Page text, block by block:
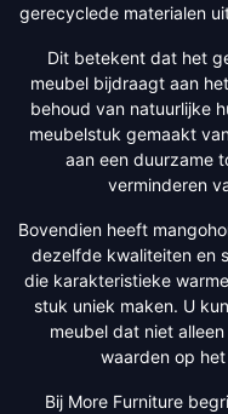
gerecyclede materialen
Dit betekent dat het
meubel bijdraagt aan
behoud van natuurlijke
meubelstuk gemaakt
aan een duurzame
verminderen
Bovendien heeft
dezelfde kwaliteiten en
die karakteristieke
stuk uniek maken. U
meubel dat niet
waarden op
Bij More Furniture